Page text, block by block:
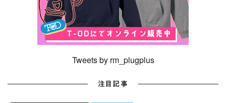
Tweets by rm_plugplus
注目記事